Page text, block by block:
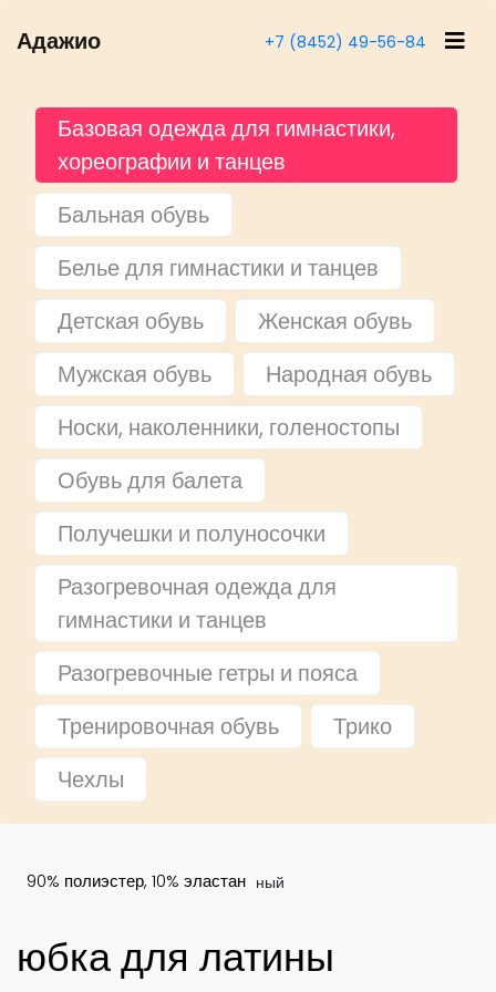
Адажио +7 (8452) 49-56-84
Базовая одежда для гимнастики,
хореографии и танцев
Бальная обувь
Белье для гимнастики и танцев
Детская обувь
Женская обувь
Мужская обувь
Народная обувь
Носки, наколенники, голеностопы
Обувь для балета
Получешки и полуносочки
Разогревочная одежда для
гимнастики и танцев
Разогревочные гетры и пояса
Тренировочная обувь
Трико
Чехлы
90% полиэстер, 10% эластан
юбка для латины